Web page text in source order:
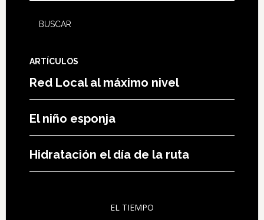
ARTÍCULOS
Red Local al máximo nivel
El niño esponja
Hidratación el día de la ruta
EL TIEMPO